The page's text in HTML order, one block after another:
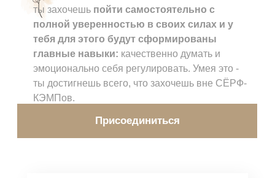
ты захочешь пойти самостоятельно с
полной уверенностью в своих силах и у
тебя для этого будут сформированы
главные навыки: качественно думать и
эмоционально себя регулировать. Умея это -
ты достигнешь всего, что захочешь вне СЁРФ-
КЭМПов.
Присоединиться